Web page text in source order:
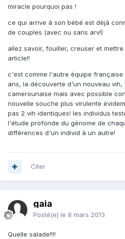
miracle pourquoi pas !
ce qui arrive à son bébé est dèjà
de couples (avec ou sans arv!)
allez savoir, fouiller, creuser et
article!!
c'est comme l'autre équipe française
ans, la découverte d'un nouveau
camerounaise mais avec possible
nouvelle souche plus virulente
pas 2 vih identiques! les individus
l'étude profonde du génome de
différences d'un individ à un autre!
Citer
gaia
Posté(e) le 8 mars 2013
Quelle salade!!!!